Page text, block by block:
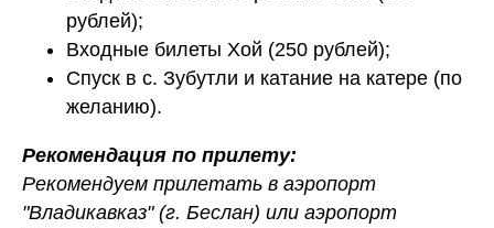
рублей);
Входные билеты Хой (250 рублей);
Спуск в с. Зубутли и катание на катере (по
желанию).
Рекомендация по прилету:
Рекомендуем прилетать в аэропорт
"Владикавказ" (г. Беслан) или аэропорт